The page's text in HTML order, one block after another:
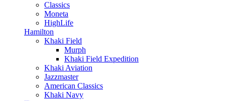
Classics
Moneta
HighLife
Hamilton
Khaki Field
Murph
Khaki Field Expedition
Khaki Aviation
Jazzmaster
American Classics
Khaki Navy